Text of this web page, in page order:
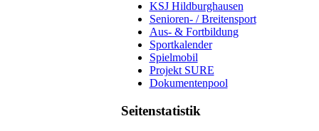
KSJ Hildburghausen
Senioren- / Breitensport
Aus- & Fortbildung
Sportkalender
Spielmobil
Projekt SURE
Dokumentenpool
Seitenstatistik